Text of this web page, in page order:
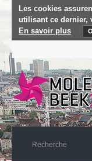
Les cookies
utilisant ce dernier,
En savoir plus